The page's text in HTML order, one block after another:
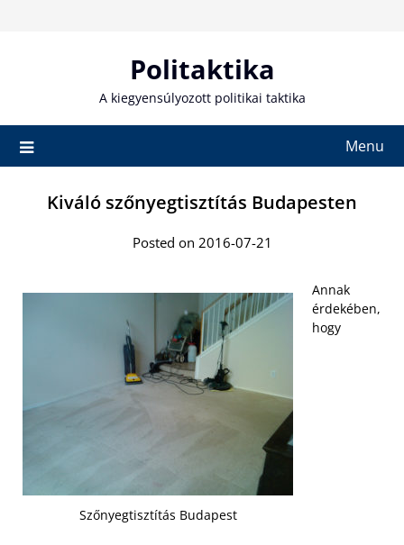
Politaktika
A kiegyensúlyozott politikai taktika
Menu
Kiváló szőnyegtisztítás Budapesten
Posted on 2016-07-21
Szőnyegtisztítás Budapest
Annak
érdekében,
hogy